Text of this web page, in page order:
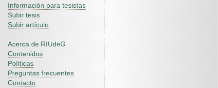
Información para tesistas
Subir tesis
Subir artículo
Acerca de RIUdeG
Contenidos
Políticas
Preguntas frecuentes
Contacto